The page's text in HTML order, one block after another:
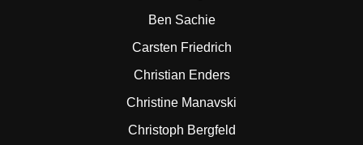
Ben Sachie
Carsten Friedrich
Christian Enders
Christine Manavski
Christoph Bergfeld